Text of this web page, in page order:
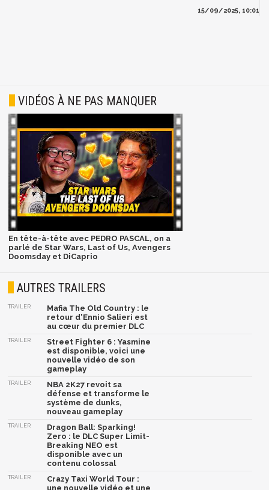
15/09/2025, 10:01
VIDÉOS À NE PAS MANQUER
En tête-à-tête avec PEDRO PASCAL, on a
parlé de Star Wars, Last of Us, Avengers
Doomsday et DiCaprio
AUTRES TRAILERS
TRAILER
Mafia The Old Country : le
retour d'Ennio Salieri est
au cœur du premier DLC
TRAILER
Street Fighter 6 : Yasmine
est disponible, voici une
nouvelle vidéo de son
gameplay
TRAILER
NBA 2K27 revoit sa
défense et transforme le
système de dunks,
nouveau gameplay
TRAILER
Dragon Ball: Sparking!
Zero : le DLC Super Limit-
Breaking NEO est
disponible avec un
contenu colossal
TRAILER
Crazy Taxi World Tour :
une nouvelle vidéo et une